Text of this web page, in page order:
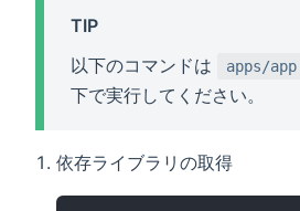
TIP
以下のコマンドは
apps/app
下で実行してください。
依存ライブラリの取得